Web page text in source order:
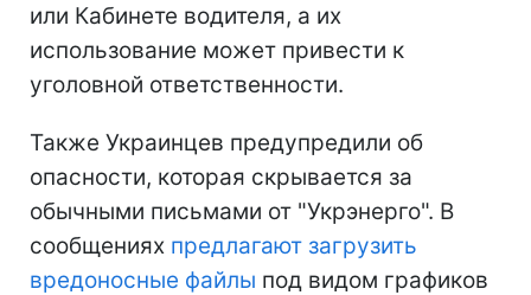
или Кабинете водителя, а их
использование может привести к
уголовной ответственности.
Также Украинцев предупредили об
опасности, которая скрывается за
обычными письмами от "Укрэнерго". В
сообщениях предлагают загрузить
вредоносные файлы под видом графиков